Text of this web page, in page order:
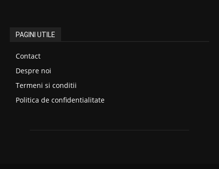
PAGINI UTILE
Contact
Despre noi
Termeni si conditii
Politica de confidentialitate